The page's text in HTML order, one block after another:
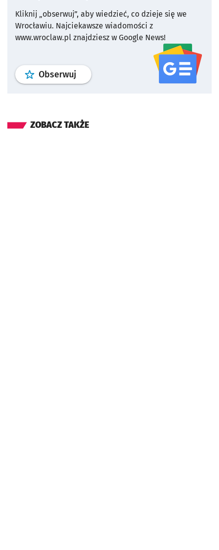
Kliknij „obserwuj”, aby wiedzieć, co dzieje się we
Wrocławiu. Najciekawsze wiadomości z
www.wroclaw.pl znajdziesz w Google News!
Obserwuj profil serwisu
ZOBACZ TAKŻE